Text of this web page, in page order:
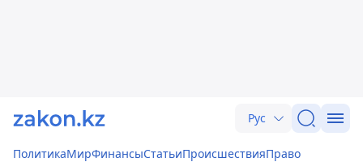
Рус
ПолитикаМирФинансыСтатьиПроисшествияПраво